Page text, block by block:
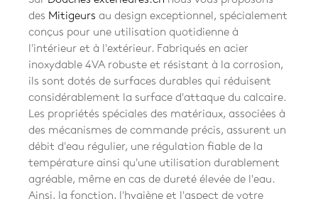
des Mitigeurs au design exceptionnel, spécialement
conçus pour une utilisation quotidienne à
l'intérieur et à l'extérieur. Fabriqués en acier
inoxydable 4VA robuste et résistant à la corrosion,
ils sont dotés de surfaces durables qui réduisent
considérablement la surface d'attaque du calcaire.
Les propriétés spéciales des matériaux, associées à
des mécanismes de commande précis, assurent un
débit d'eau régulier, une régulation fiable de la
température ainsi qu'une utilisation durablement
agréable, même en cas de dureté élevée de l'eau.
Ainsi, la fonction, l'hygiène et l'aspect de votre